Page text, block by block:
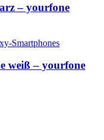
– yourfone
weiß – yourfone